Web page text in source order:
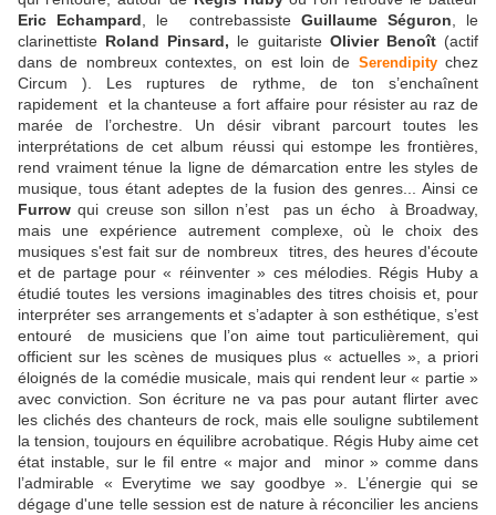
Eric Echampard , le contrebassiste Guillaume Séguron , le
clarinettiste Roland Pinsard, le guitariste Olivier Benoît(actif
dans de nombreux contextes, on est loin de Serendipitychez
Circum ). Les ruptures de rythme, de ton s’enchaînent
rapidement et la chanteuse a fort affaire pour résister au raz de
marée de l’orchestre. Un désir vibrant parcourt toutes les
interprétations de cet album réussi qui estompe les frontières,
rend vraiment ténue la ligne de démarcation entre les styles de
musique, tous étant adeptes de la fusion des genres... Ainsi ce
Furrow qui creuse son sillon n’est pas un écho à Broadway,
mais une expérience autrement complexe, où le choix des
musiques s'est fait sur de nombreux titres, des heures d'écoute
et de partage pour « réinventer » ces mélodies. Régis Huby a
étudié toutes les versions imaginables des titres choisis et, pour
interpréter ses arrangements et s’adapter à son esthétique, s’est
entouré de musiciens que l’on aime tout particulièrement, qui
officient sur les scènes de musiques plus « actuelles », a priori
éloignés de la comédie musicale, mais qui rendent leur « partie »
avec conviction. Son écriture ne va pas pour autant flirter avec
les clichés des chanteurs de rock, mais elle souligne subtilement
la tension, toujours en équilibre acrobatique. Régis Huby aime cet
état instable, sur le fil entre « major and minor » comme dans
l’admirable « Everytime we say goodbye ». L’énergie qui se
dégage d'une telle session est de nature à réconcilier les anciens